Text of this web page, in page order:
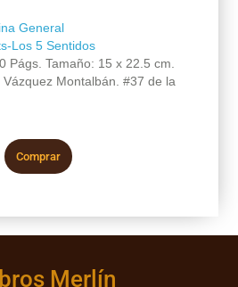
General
Los 5 Sentidos
Págs. Tamaño: 15 x 22.5 cm.
Montalbán. #37 de la
Comprar
Merlín